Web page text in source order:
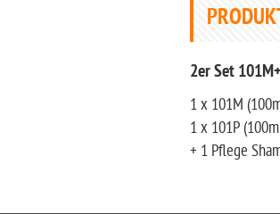
2er Set
1 x 101M
1 x 101P
+ 1 Pflege